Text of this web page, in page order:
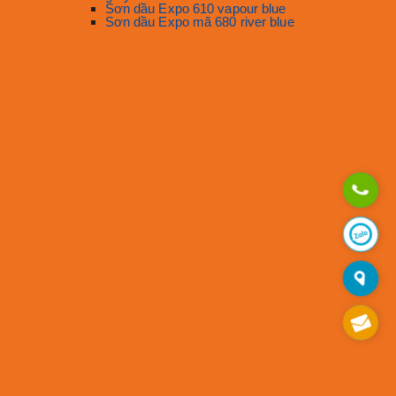
from where it left off:
Sơn dầu Expo 610 vapour blue
Sơn dầu Expo mã 680 river blue